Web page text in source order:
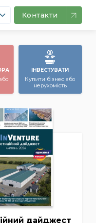
Контакти
ІНВЕСТУВАТИ
Купити бізнес або
нерухомість
дайджест